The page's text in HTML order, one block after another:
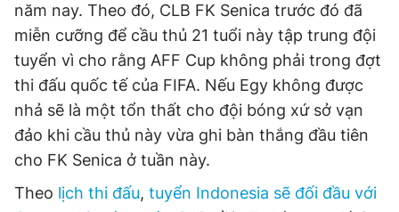
năm nay. Theo đó, CLB FK Senica trước đó đã
miễn cưỡng để cầu thủ 21 tuổi này tập trung đội
tuyển vì cho rằng AFF Cup không phải trong đợt
thi đấu quốc tế của FIFA. Nếu Egy không được
nhả sẽ là một tổn thất cho đội bóng xứ sở vạn
đảo khi cầu thủ này vừa ghi bàn thắng đầu tiên
cho FK Senica ở tuần này.
Theo lịch thi đấu, tuyển Indonesia sẽ đối đầu với